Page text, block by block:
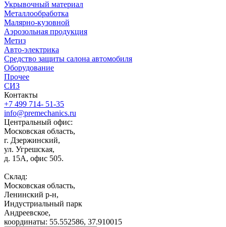
Укрывочный материал
Металлообработка
Малярно-кузовной
Аэрозольная продукция
Метиз
Авто-электрика
Средство защиты салона автомобиля
Оборудование
Прочее
СИЗ
Контакты
+7 499 714- 51-35
info@premechanics.ru
Центральный офис:
Московская область,
г. Дзержинский,
ул. Угрешская,
д. 15А, офис 505.
Склад:
Московская область,
Ленинский р-н,
Индустриальный парк
Андреевское,
координаты: 55.552586, 37.910015